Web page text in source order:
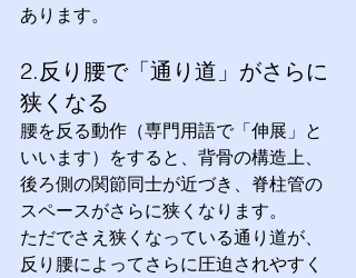
あります。
2.反り腰で「通り道」がさらに
狭くなる
腰を反る動作（専門用語で「伸展」と
いいます）をすると、背骨の構造上、
後ろ側の関節同士が近づき、脊柱管の
スペースがさらに狭くなります。
ただでさえ狭くなっている通り道が、
反り腰によってさらに圧迫されやすく